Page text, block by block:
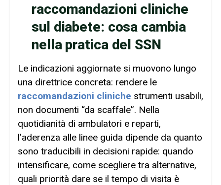
raccomandazioni cliniche
sul diabete: cosa cambia
nella pratica del SSN
Le indicazioni aggiornate si muovono lungo
una direttrice concreta: rendere le
raccomandazioni cliniche strumenti usabili,
non documenti “da scaffale”. Nella
quotidianità di ambulatori e reparti,
l’aderenza alle linee guida dipende da quanto
sono traducibili in decisioni rapide: quando
intensificare, come scegliere tra alternative,
quali priorità dare se il tempo di visita è